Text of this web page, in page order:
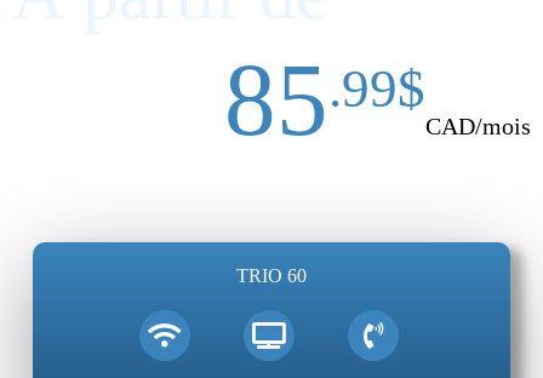
85.99$
CAD/mois
TRIO 60